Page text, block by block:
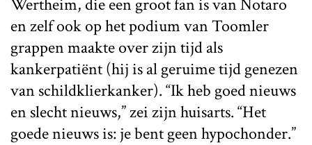
en zelf ook op het podium van Toomler
grappen maakte over zijn tijd als
kankerpatiënt (hij is al geruime tijd genezen
van schildklierkanker). “Ik heb goed nieuws
en slecht nieuws,” zei zijn huisarts. “Het
goede nieuws is: je bent geen hypochonder.”